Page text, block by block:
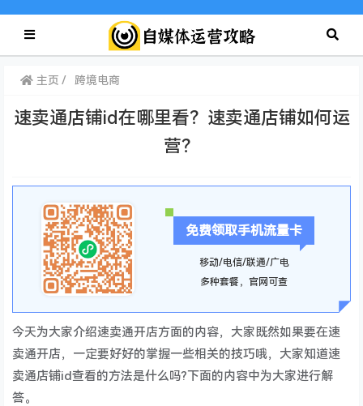
主页 跨境电商
速卖通店铺id在哪里看？速卖通店铺如何运
营？
免费领取手机流量卡
移动/电信/联通/广电
多种套餐，官网可查
今天为大家介绍速卖通开店方面的内容，大家既然如果要在速
卖通开店，一定要好好的掌握一些相关的技巧哦，大家知道速
卖通店铺id查看的方法是什么吗?下面的内容中为大家进行解
答。